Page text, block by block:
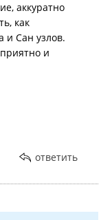
аккуратно
как
и Сан узлов.
и
ответить